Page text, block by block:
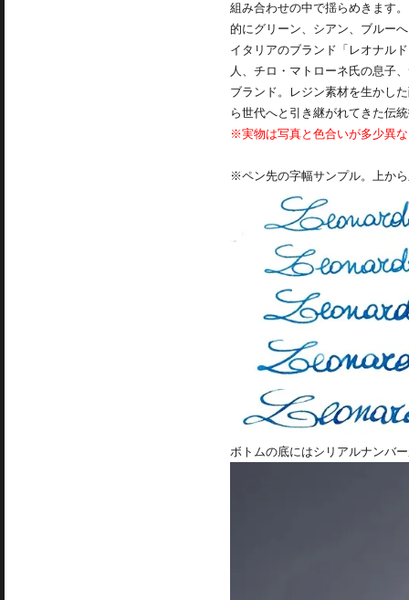
組み合わせの中で揺らめきます
的にグリーン、シアン、ブルー
イタリアのブランド「レオナル
人、チロ・マトローネ氏の息子
ブランド。レジン素材を生かし
ら世代へと引き継がれてきた伝
※実物は写真と色合いが多少異
※ペン先の字幅サンプル。上か
ボトムの底にはシリアルナンバ